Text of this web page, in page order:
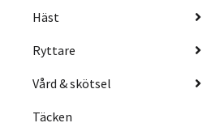
Häst
Ryttare
Vård & skötsel
Täcken